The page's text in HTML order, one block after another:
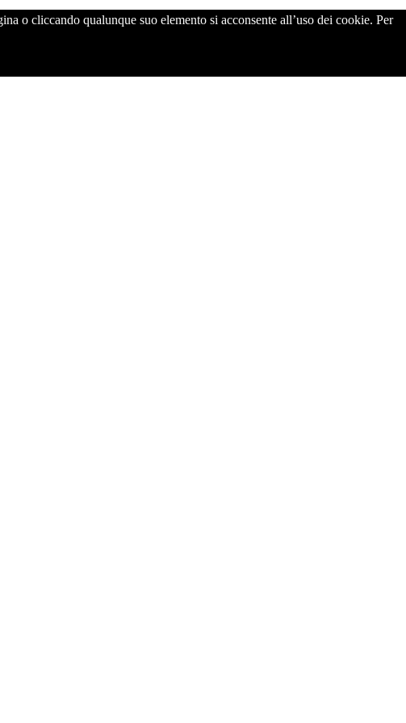
o cliccando qualunque suo elemento si acconsente all’uso dei cookie. Per